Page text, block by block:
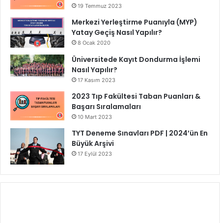
19 Temmuz 2023
Merkezi Yerleştirme Puanıyla (MYP)
Yatay Geçiş Nasıl Yapılır?
8 Ocak 2020
Üniversitede Kayıt Dondurma İşlemi
Nasıl Yapılır?
17 Kasım 2023
2023 Tıp Fakültesi Taban Puanları &
Başarı Sıralamaları
10 Mart 2023
TYT Deneme Sınavları PDF | 2024’ün En
Büyük Arşivi
17 Eylül 2023